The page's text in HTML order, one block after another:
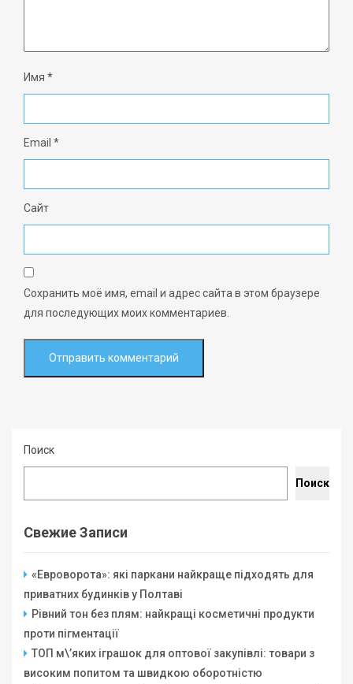
Имя *
Email *
Сайт
Сохранить моё имя, email и адрес сайта в этом браузере
для последующих моих комментариев.
Поиск
Поиск
Свежие Записи
«Евроворота»: які паркани найкраще підходять для
приватних будинків у Полтаві
Рівний тон без плям: найкращі косметичні продукти
проти пігментації
ТОП м\’яких іграшок для оптової закупівлі: товари з
високим попитом та швидкою оборотністю